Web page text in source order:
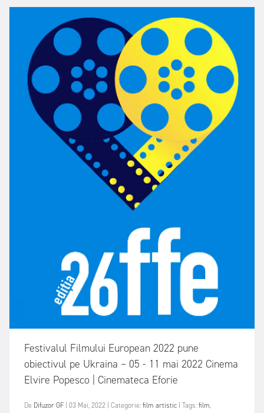
Festivalul Filmului European 2022 pune
obiectivul pe Ukraina – 05 - 11 mai 2022 Cinema
Elvire Popesco | Cinemateca Eforie
De Difuzor GF | 03 Mai, 2022 | Categorie:film artistic | Tags:film,